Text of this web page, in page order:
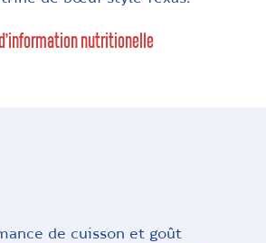
nutritionelle
de cuisson et goût